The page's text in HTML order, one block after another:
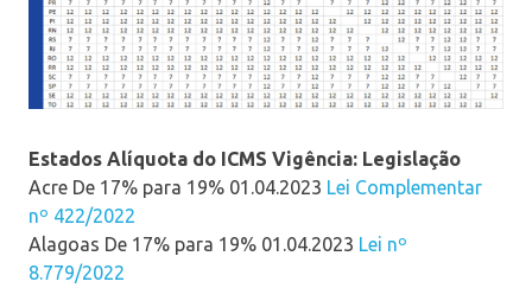
Estados Alíquota do ICMS Vigência: Legislação
Acre De 17% para 19% 01.04.2023 Lei Complementar
nº 422/2022
Alagoas De 17% para 19% 01.04.2023 Lei nº
8.779/2022